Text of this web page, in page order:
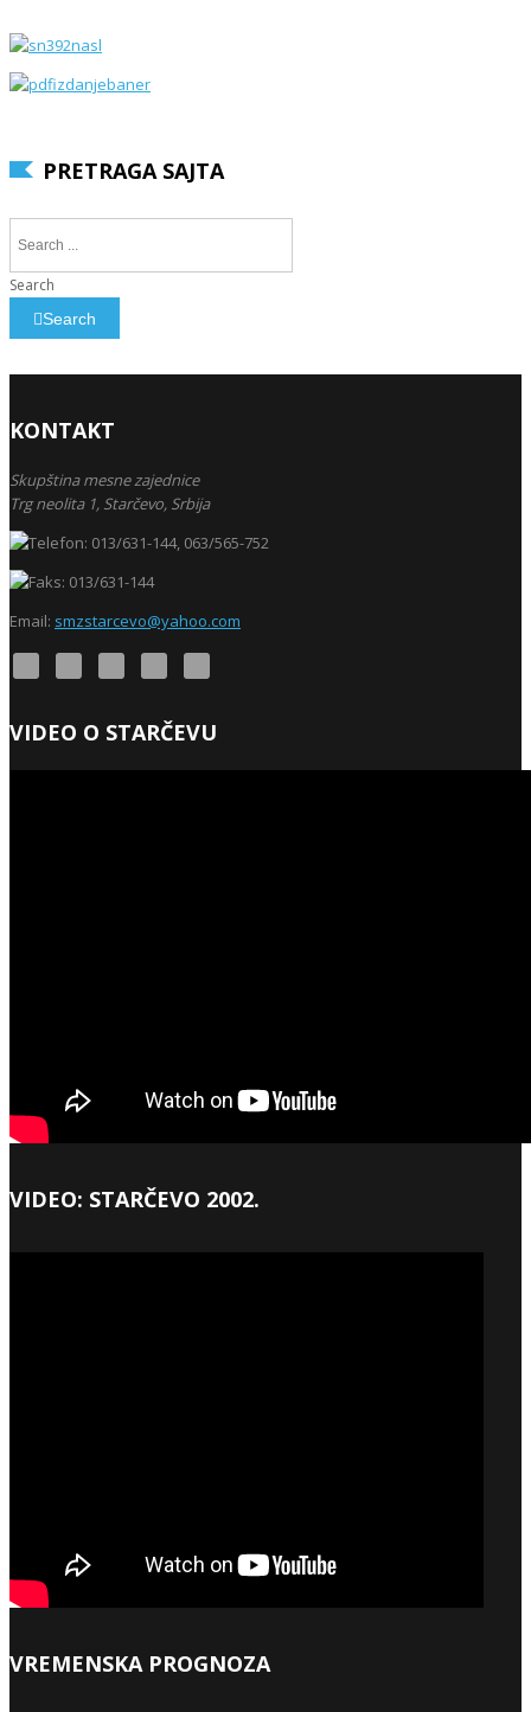
PRETRAGA SAJTA
Search
Search
KONTAKT
Skupština mesne zajednice
Trg neolita 1, Starčevo, Srbija
013/631-144, 063/565-752
013/631-144
Email: smzstarcevo@yahoo.com
VIDEO O STARČEVU
VIDEO: STARČEVO 2002.
VREMENSKA PROGNOZA